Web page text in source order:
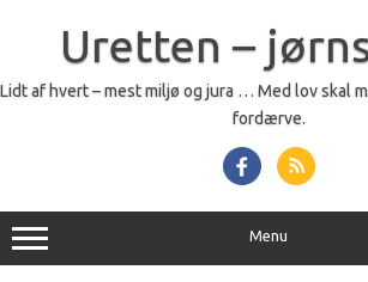
Uretten –
Lidt af hvert – mest miljø og jura … Med lov skal
fordærve.
Menu